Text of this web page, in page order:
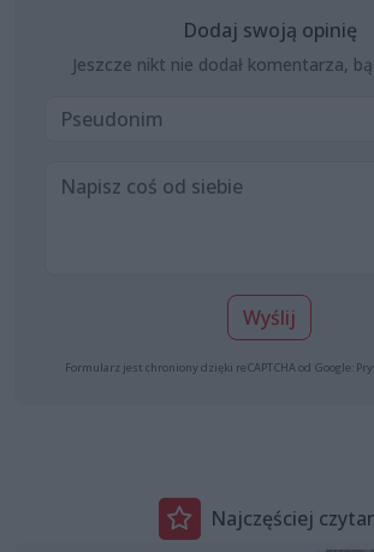
Dodaj swoją opinię
Jeszcze nikt nie dodał komentarza,
Wyślij
Formularz jest chroniony dzięki reCAPTCHA od Google:
Najczęściej